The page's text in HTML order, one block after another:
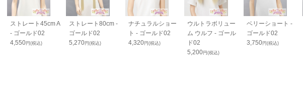
ストレート45cm A
- ゴールド02
4,550円(税込)
ストレート80cm -
ゴールド02
5,270円(税込)
ナチュラルショー
ト - ゴールド02
4,320円(税込)
ウルトラボリュー
ム ウルフ - ゴール
ド02
5,200円(税込)
ベリーショート -
ゴールド02
3,750円(税込)